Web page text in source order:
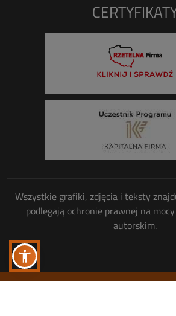
Wszystkie grafiki, zdjęcia i teksty
podlegają ochronie prawnej na
autorskim.